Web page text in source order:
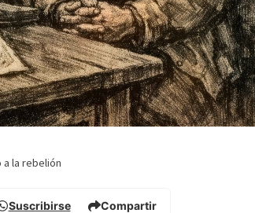
a la rebelión
Suscribirse Compartir